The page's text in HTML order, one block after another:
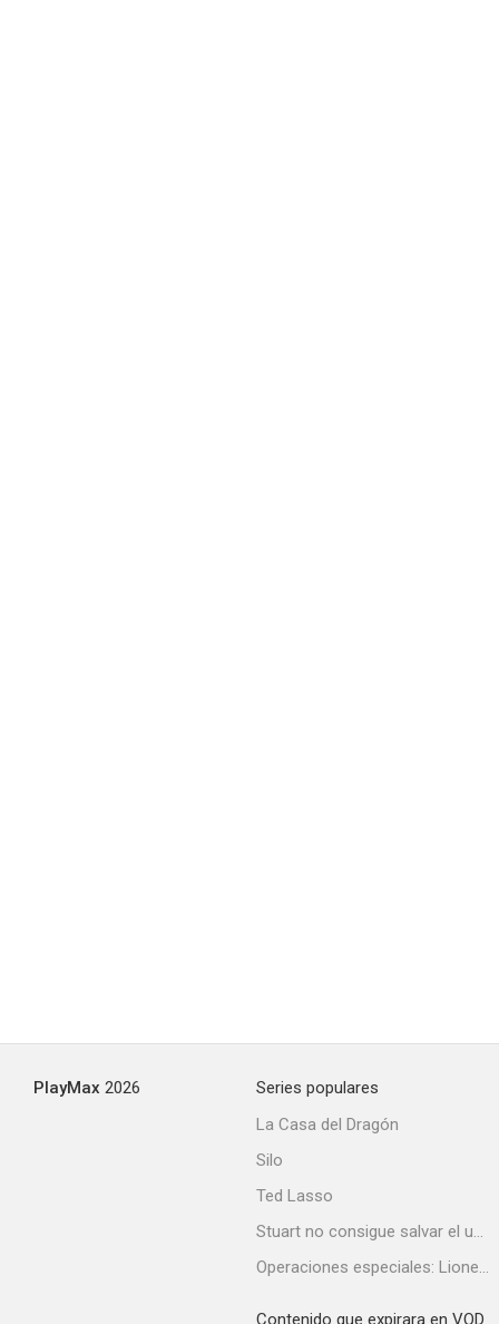
PlayMax 2026
Series populares
La Casa del Dragón
Silo
Ted Lasso
Stuart no consigue salvar el universo
Operaciones especiales: Lioness
Contenido que expirara en VOD